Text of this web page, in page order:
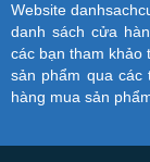
Website
danh sách cửa
các bạn tham khảo
sản phẩm qua các
hàng mua sản